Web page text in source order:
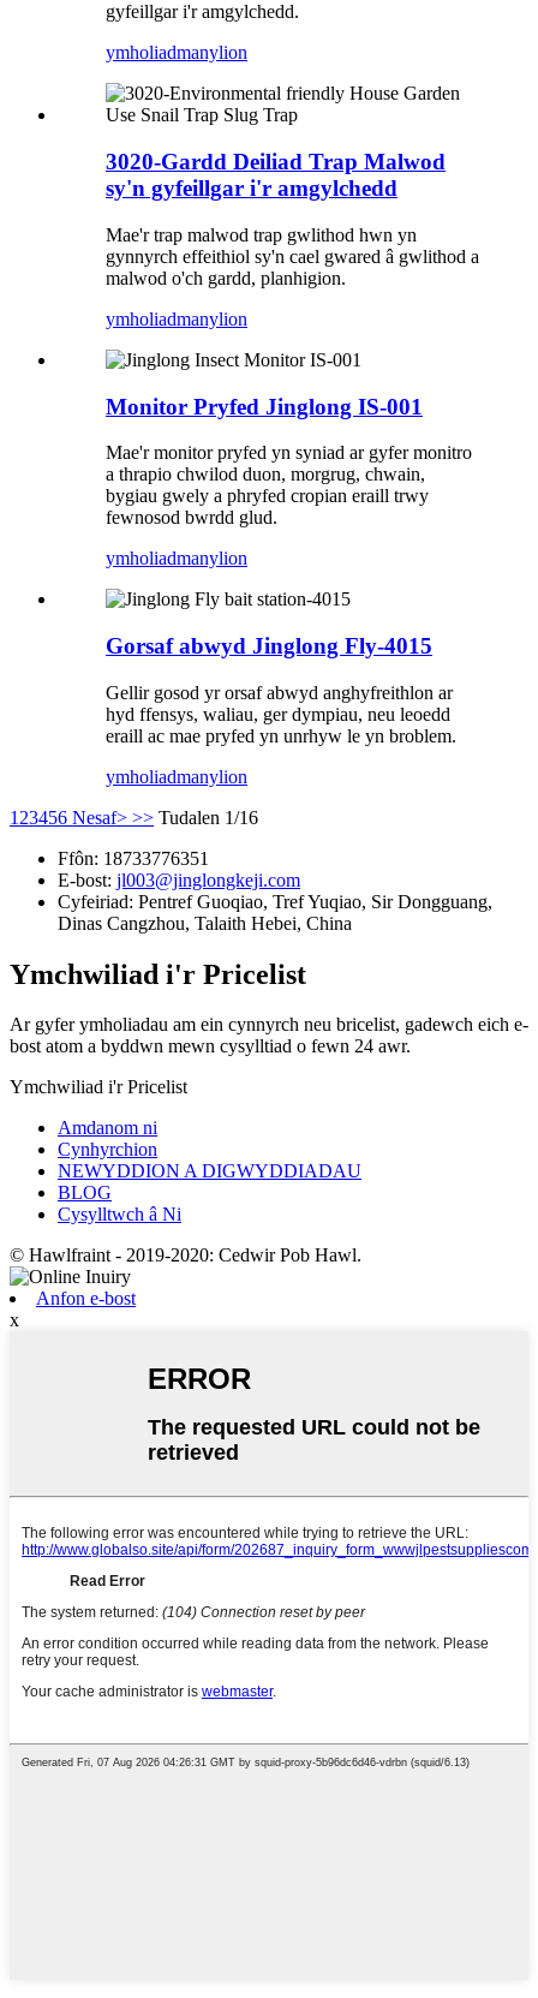
gyfeillgar i'r amgylchedd.
ymholiadmanylion
3020-Gardd Deiliad Trap Malwod
sy'n gyfeillgar i'r amgylchedd
Mae'r trap malwod trap gwlithod hwn yn
gynnyrch effeithiol sy'n cael gwared â gwlithod a
malwod o'ch gardd, planhigion.
ymholiadmanylion
Monitor Pryfed Jinglong IS-001
Mae'r monitor pryfed yn syniad ar gyfer monitro
a thrapio chwilod duon, morgrug, chwain,
bygiau gwely a phryfed cropian eraill trwy
fewnosod bwrdd glud.
ymholiadmanylion
Gorsaf abwyd Jinglong Fly-4015
Gellir gosod yr orsaf abwyd anghyfreithlon ar
hyd ffensys, waliau, ger dympiau, neu leoedd
eraill ac mae pryfed yn unrhyw le yn broblem.
ymholiadmanylion
1 23456 Nesaf> >> Tudalen 1/16
Ffôn: 18733776351
E-bost: jl003@jinglongkeji.com
Cyfeiriad: Pentref Guoqiao, Tref Yuqiao, Sir Dongguang,
Dinas Cangzhou, Talaith Hebei, China
Ymchwiliad i'r Pricelist
Ar gyfer ymholiadau am ein cynnyrch neu bricelist, gadewch eich e-
bost atom a byddwn mewn cysylltiad o fewn 24 awr.
Ymchwiliad i'r Pricelist
Amdanom ni
Cynhyrchion
NEWYDDION A DIGWYDDIADAU
BLOG
Cysylltwch â Ni
© Hawlfraint - 2019-2020: Cedwir Pob Hawl.
Anfon e-bost
x